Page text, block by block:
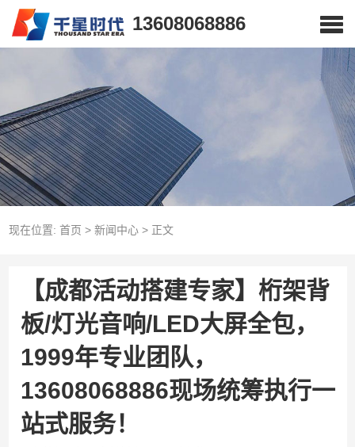
13608068886
现在位置: 首页 > 新闻中心> 正文
【成都活动搭建专家】桁架背
板/灯光音响/LED大屏全包，
1999年专业团队，
13608068886现场统筹执行一
站式服务！